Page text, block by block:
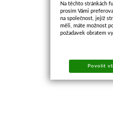
Na těchto stránkách
prosím Vámi
na společnost, jejíž
měli, máte možnost
požadavek obratem
Povolit